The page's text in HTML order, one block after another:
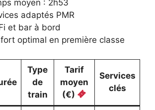
moyen : 2h53
adaptés PMR
et bar à bord
optimal en première classe
Type
de
train
Tarif
moyen
(€)
Services
clés